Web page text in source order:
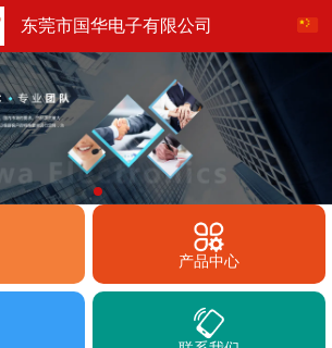
东莞市国华电子有限公司
产品中心